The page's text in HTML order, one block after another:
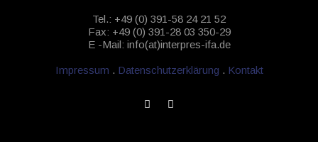
Tel.: +49 (0) 391-58 24 21 52
Fax: +49 (0) 391-28 03 350-29
E -Mail: info(at)interpres-ifa.de
Impressum . Datenschutzerklärung . Kontakt